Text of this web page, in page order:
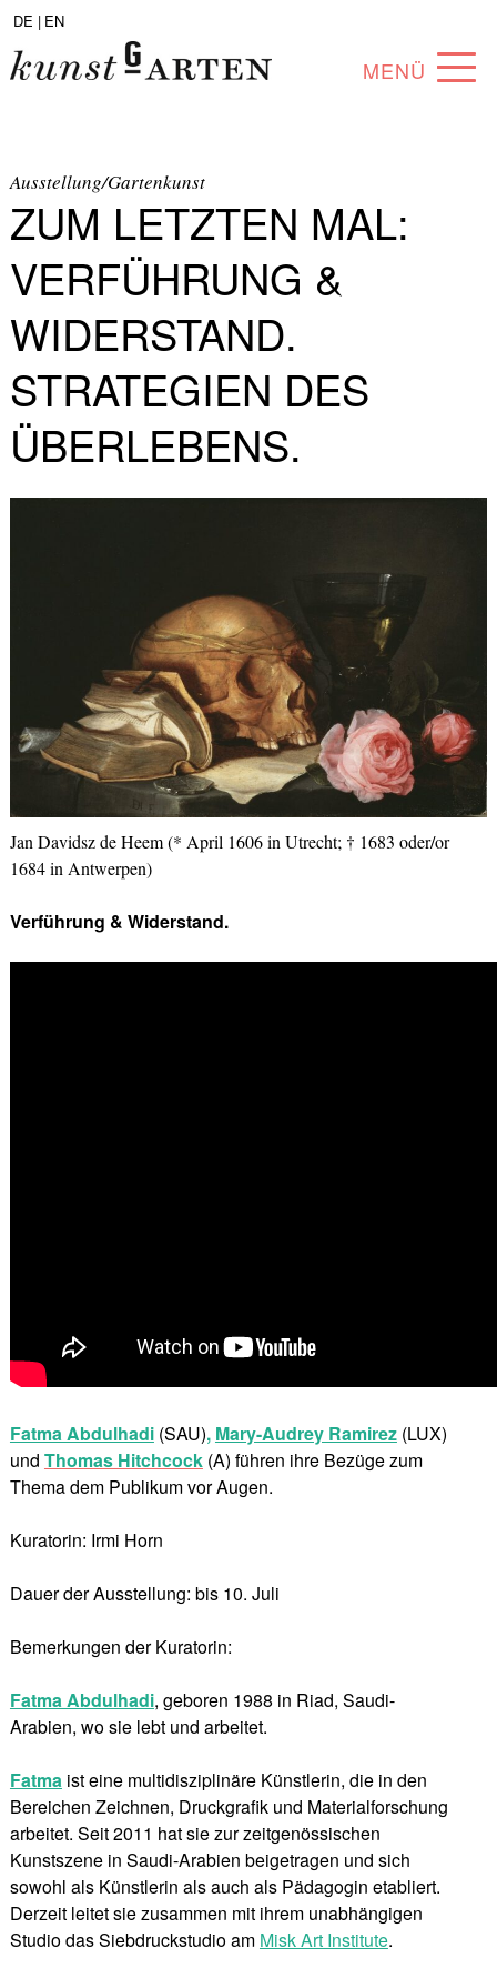
DE | EN
MENÜ
ABOUT
SAMMLUNG
KÜNSTLER*INNEN
PARTNER*INNEN
ANGEBOTE
Ausstellung/Gartenkunst
ZUM LETZTEN MAL:
VERFÜHRUNG &
WIDERSTAND.
STRATEGIEN DES
ÜBERLEBENS.
Jan Davidsz de Heem (* April 1606 in Utrecht; † 1683 oder/or
1684 in Antwerpen)
Verführung & Widerstand.
Fatma Abdulhadi (SAU), Mary-Audrey Ramirez (LUX)
und Thomas Hitchcock(A) führen ihre Bezüge zum
Thema dem Publikum vor Augen.
Kuratorin: Irmi Horn
Dauer der Ausstellung: bis 10. Juli
Bemerkungen der Kuratorin:
Fatma Abdulhadi, geboren 1988 in Riad, Saudi-
Arabien, wo sie lebt und arbeitet.
Fatmaist eine multidisziplinäre Künstlerin, die in den
Bereichen Zeichnen, Druckgrafik und Materialforschung
arbeitet. Seit 2011 hat sie zur zeitgenössischen
Kunstszene in Saudi-Arabien beigetragen und sich
sowohl als Künstlerin als auch als Pädagogin etabliert.
Derzeit leitet sie zusammen mit ihrem unabhängigen
Studio das Siebdruckstudio am Misk Art Institute.